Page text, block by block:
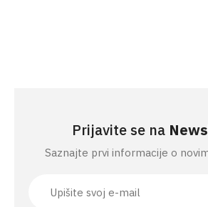
Prijavite se na
Saznajte prvi informacije o